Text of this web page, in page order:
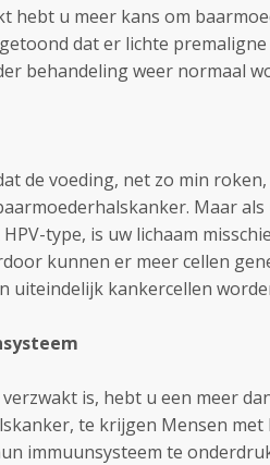
hebt u meer kans om
dat er lichte
behandeling weer normaal
de voeding, net zo min
Maar
type, is uw lichaam
kunnen er meer cellen
uiteindelijk kankercellen
is, hebt u een meer
te krijgen Mensen met
immuunsysteem te